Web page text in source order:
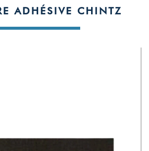
ADHÉSIVE CHINTZ